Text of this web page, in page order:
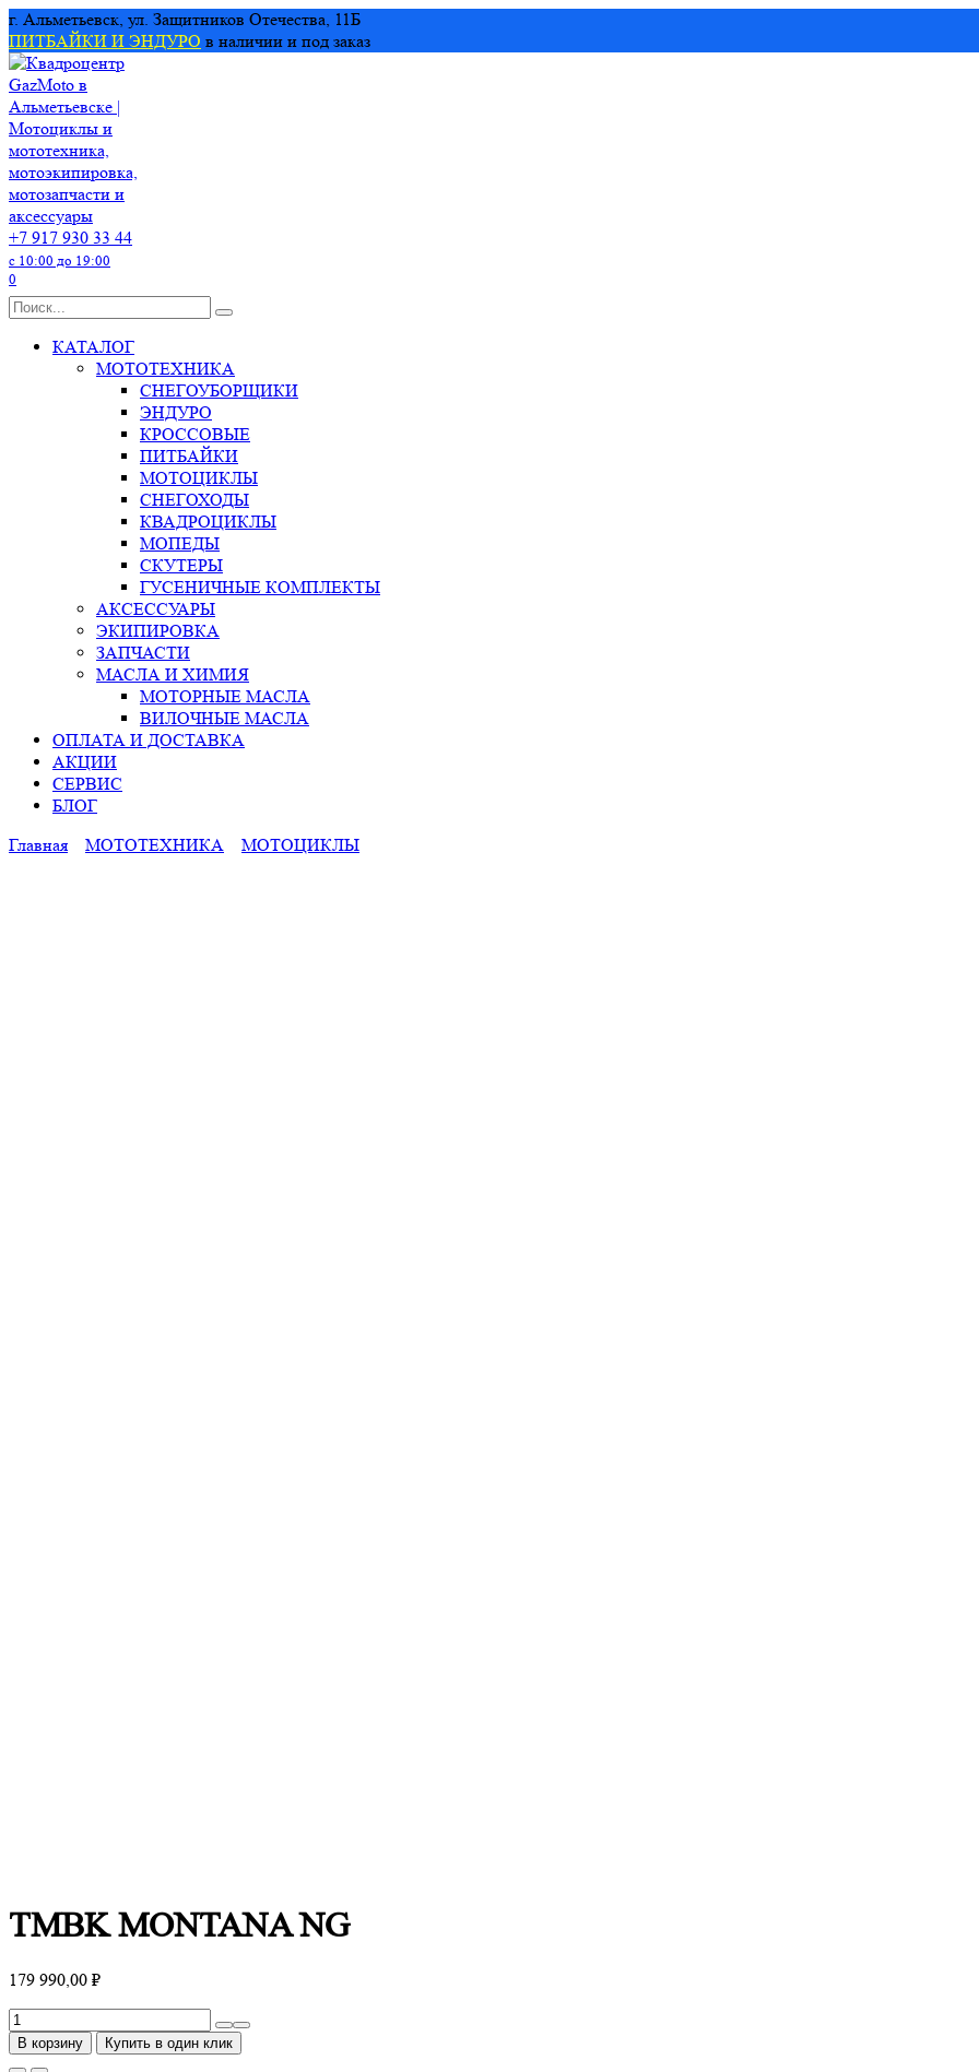
Перейти
к
содержанию
г. Альметьевск, ул. Защитников Отечества, 11Б
ПИТБАЙКИ И ЭНДУРО в наличии и под заказ
+7 917 930 33 44
с 10:00 до 19:00
0
Search
КАТАЛОГ
МОТОТЕХНИКА
СНЕГОУБОРЩИКИ
ЭНДУРО
КРОССОВЫЕ
ПИТБАЙКИ
МОТОЦИКЛЫ
СНЕГОХОДЫ
КВАДРОЦИКЛЫ
МОПЕДЫ
СКУТЕРЫ
ГУСЕНИЧНЫЕ КОМПЛЕКТЫ
АКСЕССУАРЫ
ЭКИПИРОВКА
ЗАПЧАСТИ
МАСЛА И ХИМИЯ
МОТОРНЫЕ МАСЛА
ВИЛОЧНЫЕ МАСЛА
ОПЛАТА И ДОСТАВКА
АКЦИИ
СЕРВИС
БЛОГ
Главная
МОТОТЕХНИКА МОТОЦИКЛЫ
TMBK MONTANA NG
179 990,00 ₽
Количество
товара
В корзину Купить в один клик